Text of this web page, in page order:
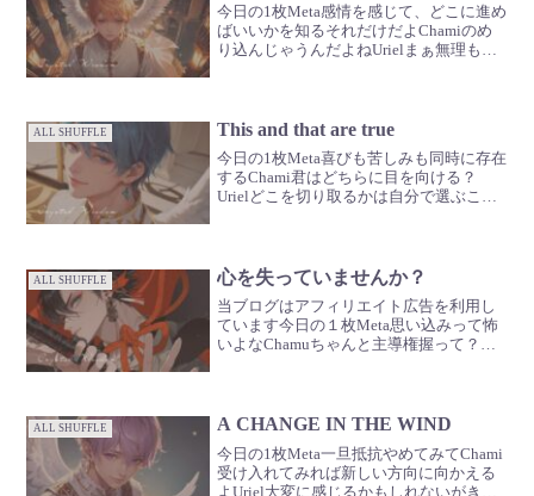
今日の1枚Meta感情を感じて、どこに進め
ばいいかを知るそれだけだよChamiのめ
り込んじゃうんだよねUrielまぁ無理もな
ALL SHUFFLE This and that are true
今日の1枚Meta喜びも苦しみも同時に存在
するChami君はどちらに目を向ける？
Urielどこを切り取るかは自分で選ぶこと
ALL SHUFFLE 心を失っていませんか？
当ブログはアフィリエイト広告を利用し
ています今日の１枚Meta思い込みって怖
いよなChamuちゃんと主導権握って？
ALL SHUFFLE A CHANGE IN THE WIND
今日の1枚Meta一旦抵抗やめてみてChami
受け入れてみれば新しい方向に向かえる
よUriel大変に感じるかもしれないがきっ